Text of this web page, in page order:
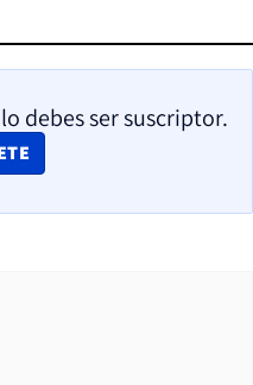
debes ser suscriptor.
WINDOW